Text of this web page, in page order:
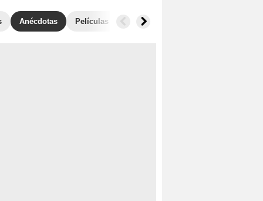
Anécdotas Películas similares